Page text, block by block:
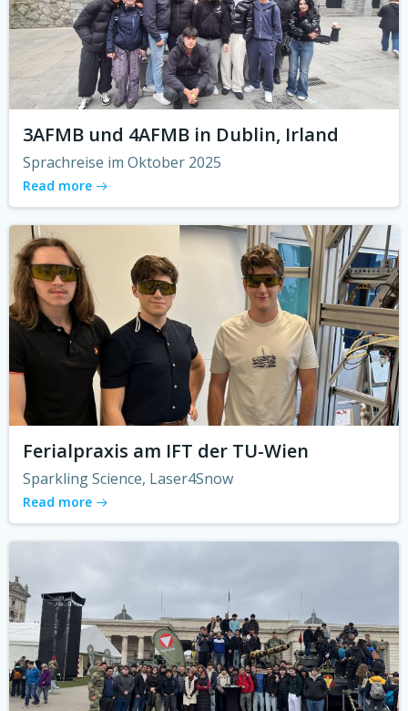
3AFMB und 4AFMB in Dublin, Irland
Sprachreise im Oktober 2025
Read more
Ferialpraxis am IFT der TU-Wien
Sparkling Science, Laser4Snow
Read more